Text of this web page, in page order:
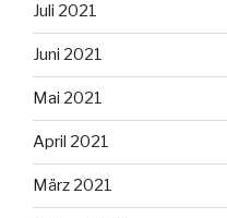
Juli 2021
Juni 2021
Mai 2021
April 2021
März 2021